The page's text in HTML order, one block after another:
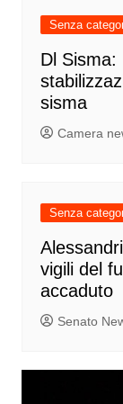
Senza
Dl Sisma:
sisma
Camera
Senza
vigili del
accaduto
Senato